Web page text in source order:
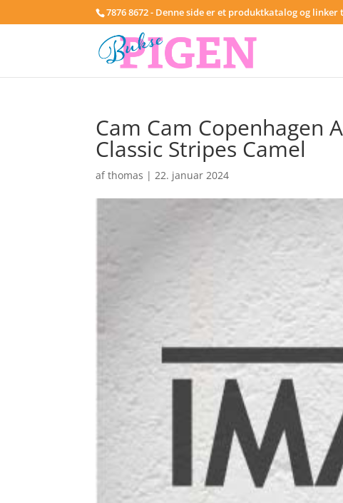
7876 8672 - Denne side er et produktkatalog og
Cam Cam Copenhagen
Classic Stripes Camel
afthomas |22. januar 2024